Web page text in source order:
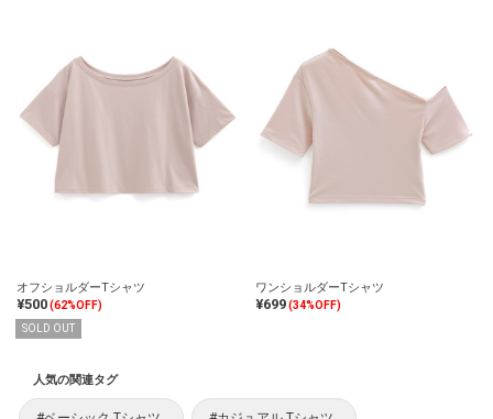
オフショルダーTシャツ
¥500(62%OFF)
SOLD OUT
ワンショルダーTシャツ
¥699(34%OFF)
人気の関連タグ